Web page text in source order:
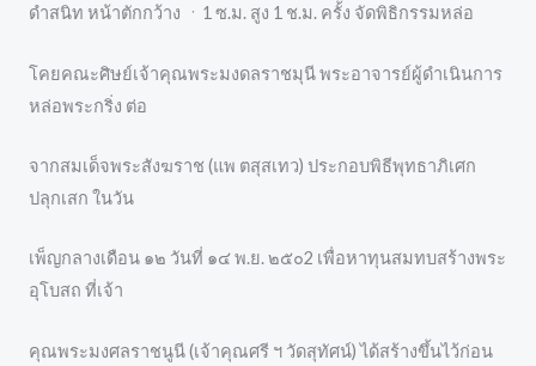
ดำสนิท หน้าตักกว้าง ㆍ1 ซ.ม. สูง 1 ช.ม. ครั้ง จัดพิธิกรรมหล่อ
โคยคณะศิษย์เจ้าคุณพระมงดลราชมุนี พระอาจารย์ผู้ดำเนินการ
หล่อพระกริ่ง ต่อ
จากสมเด็จพระสังฆราช (แพ ตสุสเทว) ประกอบพิธีพุทธาภิเศก
ปลุกเสก ในวัน
เพ็ญกลางเดือน ๑๒ วันที่ ๑๔ พ.ย. ๒๕๐2 เพื่อหาทุนสมทบสร้างพระ
อุโบสถ ที่เจ้า
คุณพระมงศลราชนูนี (เจ้าคุณศรี ฯ วัดสุทัศน์) ได้สร้างขึ้นไว้ก่อน